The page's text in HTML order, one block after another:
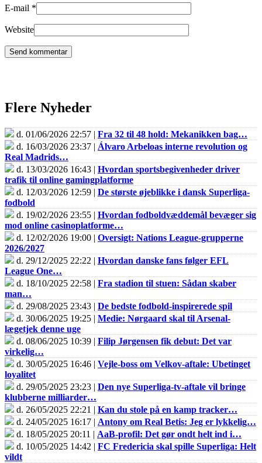
E-mail *
Website
Flere Nyheder
d. 01/06/2026 22:57 | Fra 32 til 48 hold: Mekanikken bag…
d. 16/03/2026 23:37 | Álvaro Arbeloas interne revolution og
Real Madrids…
d. 13/03/2026 16:43 | Hvordan sportsbegivenheder driver
trafik til online gamingplatforme
d. 12/03/2026 12:59 | De største øjeblikke i dansk Superliga-
fodbold
d. 19/02/2026 23:55 | Hvordan fodboldvæddemål bevæger sig
mod online casinoplatforme…
d. 12/02/2026 19:00 | Oversigt: Nations League-grupperne
2026/2027
d. 29/12/2025 22:22 | Hvordan danske fans følger EFL
League One…
d. 18/10/2025 22:58 | Fra stadion til stuen: Sådan skaber
man…
d. 29/08/2025 23:43 | De bedste fodbold-inspirerede spil
d. 30/06/2025 19:25 | Medie: Nørgaard skal til Arsenal-
lægetjek denne uge
d. 08/06/2025 10:39 | Filip Jørgensen fik debut: Det var
virkelig…
d. 30/05/2025 16:46 | Vejle-boss om Velkov-aftale: Ubetinget
loyalitet
d. 29/05/2025 23:23 | Den nye Superliga-tv-aftale vil bringe
klubberne milliarder…
d. 26/05/2025 22:21 | Kan du stole på en kamp tracker…
d. 24/05/2025 16:17 | Antony om Real Betis: Jeg er lykkelig…
d. 18/05/2025 20:11 | AaB-profil: Det gør ondt helt ind i…
d. 10/05/2025 14:42 | FC Fredericia skal spille Superliga: Helt
vildt